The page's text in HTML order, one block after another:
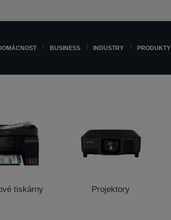
BUSINESS INDUSTRY PRODUKTY
tiskárny Projektory